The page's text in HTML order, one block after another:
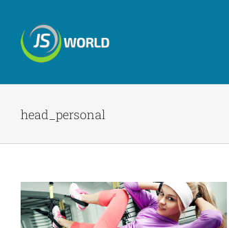
content
head_personal